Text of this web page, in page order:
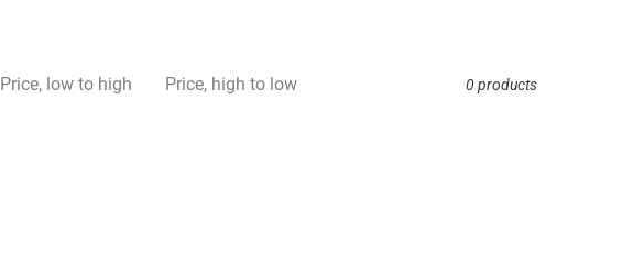
Price, low to high Price, high to low 0 products